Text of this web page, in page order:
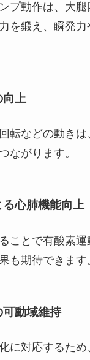
プ動作は、大腿
を鍛え、瞬発
向上
転などの動き
ながります。
心肺機能向上
ことで有酸素
も期待できます
動域維持
に対応するた